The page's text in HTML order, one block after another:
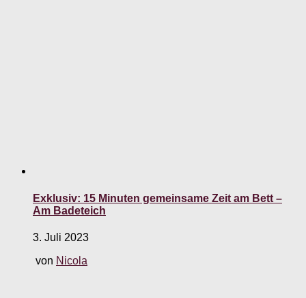
Exklusiv: 15 Minuten gemeinsame Zeit am Bett –
Am Badeteich
3. Juli 2023
von Nicola